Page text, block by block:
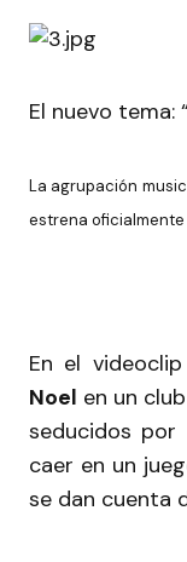
El nuevo tema:
La agrupación
estrena oficialmente
En el
Noel en un
seducidos por
caer en un
se dan cuenta